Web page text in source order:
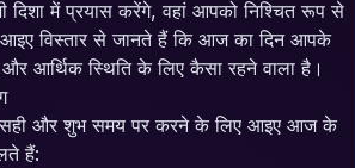
में प्रयास करेंगे, वहां आपको निश्चित रूप से
आइए विस्तार से जानते हैं कि आज का दिन आपके
आर्थिक स्थिति के लिए कैसा रहने वाला है।
और शुभ समय पर करने के लिए आइए आज के
हैं: